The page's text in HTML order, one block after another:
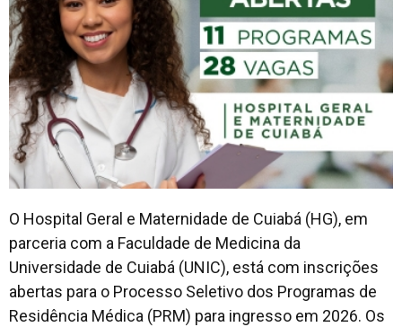
O Hospital Geral e Maternidade de Cuiabá (HG), em
parceria com a Faculdade de Medicina da
Universidade de Cuiabá (UNIC), está com inscrições
abertas para o Processo Seletivo dos Programas de
Residência Médica (PRM) para ingresso em 2026. Os